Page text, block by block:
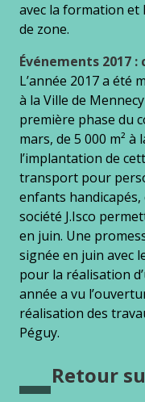
avec la formation
de zone.
Événements 2017
L’année 2017 a été
à la Ville de
première phase du
mars, de 5 000 m² à
l’implantation de
transport pour
enfants handicapés,
société J.Isco
en juin. Une
signée en juin avec
pour la réalisation
année a vu
réalisation des
Péguy.
Retour